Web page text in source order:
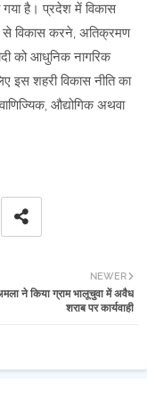
गया है। प्रदेश में विकास
से विकास करने, अतिक्रमण
को आधुनिक नागरिक
शहरी विकास नीति का
औद्योगिक अथवा
NEWER
ने किया ग्राम भालूचुवा में अवैध
शराब पर कार्यवाही